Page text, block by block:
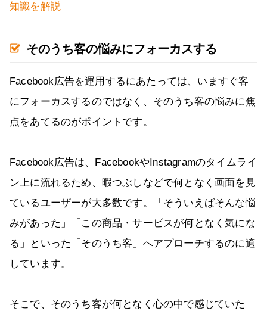
知識を解説
そのうち客の悩みにフォーカスする
Facebook広告を運用するにあたっては、いますぐ客
にフォーカスするのではなく、そのうち客の悩みに焦
点をあてるのがポイントです。
Facebook広告は、FacebookやInstagramのタイムライ
ン上に流れるため、暇つぶしなどで何となく画面を見
ているユーザーが大多数です。「そういえばそんな悩
みがあった」「この商品・サービスが何となく気にな
る」といった「そのうち客」へアプローチするのに適
しています。
そこで、そのうち客が何となく心の中で感じていた